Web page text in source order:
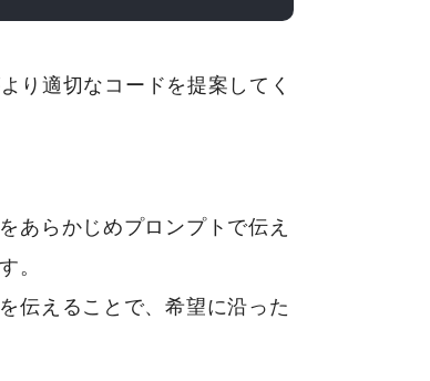
り適切なコードを提案してく
あらかじめプロンプトで伝え
。
伝えることで、希望に沿った